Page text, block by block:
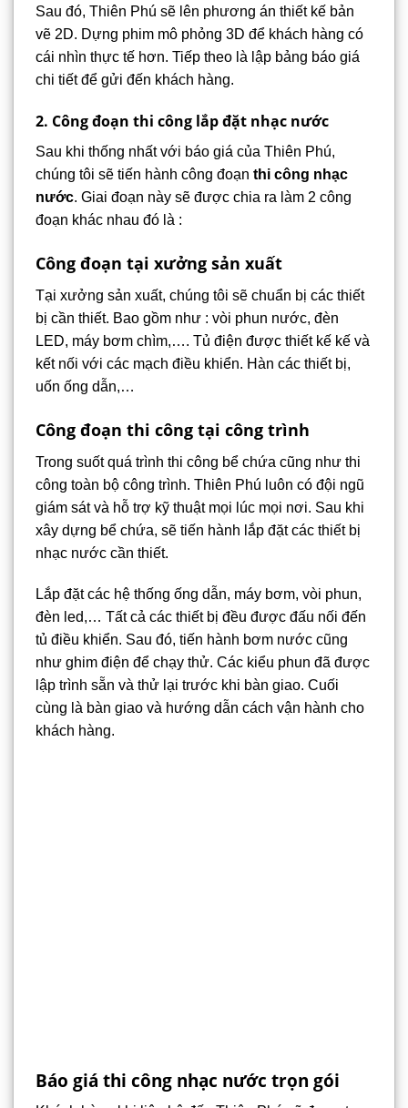
Sau đó, Thiên Phú sẽ lên phương án thiết kế bản
vẽ 2D. Dựng phim mô phỏng 3D để khách hàng có
cái nhìn thực tế hơn. Tiếp theo là lập bảng báo giá
chi tiết để gửi đến khách hàng.
2. Công đoạn thi công lắp đặt nhạc nước
Sau khi thống nhất với báo giá của Thiên Phú,
chúng tôi sẽ tiến hành công đoạn thi công nhạc
nước. Giai đoạn này sẽ được chia ra làm 2 công
đoạn khác nhau đó là :
Công đoạn tại xưởng sản xuất
Tại xưởng sản xuất, chúng tôi sẽ chuẩn bị các thiết
bị cần thiết. Bao gồm như : vòi phun nước, đèn
LED, máy bơm chìm,…. Tủ điện được thiết kế kế và
kết nối với các mạch điều khiển. Hàn các thiết bị,
uốn ống dẫn,…
Công đoạn thi công tại công trình
Trong suốt quá trình thi công bể chứa cũng như thi
công toàn bộ công trình. Thiên Phú luôn có đội ngũ
giám sát và hỗ trợ kỹ thuật mọi lúc mọi nơi. Sau khi
xây dựng bể chứa, sẽ tiến hành lắp đặt các thiết bị
nhạc nước cần thiết.
Lắp đặt các hệ thống ống dẫn, máy bơm, vòi phun,
đèn led,… Tất cả các thiết bị đều được đấu nối đến
tủ điều khiển. Sau đó, tiến hành bơm nước cũng
như ghim điện để chạy thử. Các kiểu phun đã được
lập trình sẵn và thử lại trước khi bàn giao. Cuối
cùng là bàn giao và hướng dẫn cách vận hành cho
khách hàng.
Báo giá thi công nhạc nước trọn gói